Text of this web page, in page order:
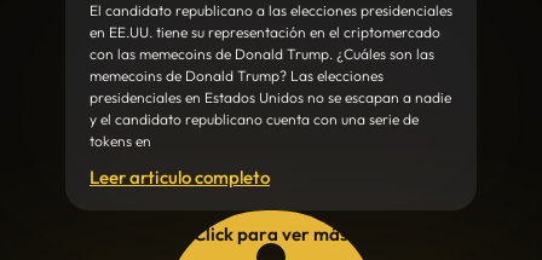
El candidato republicano a las elecciones presidenciales
en EE.UU. tiene su representación en el criptomercado
con las memecoins de Donald Trump. ¿Cuáles son las
memecoins de Donald Trump? Las elecciones
presidenciales en Estados Unidos no se escapan a nadie
y el candidato republicano cuenta con una serie de
tokens en
Leer articulo completo
Click para ver más